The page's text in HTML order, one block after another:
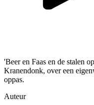
'Beer en Faas en de stalen
Kranendonk, over een
oppas.
Auteur